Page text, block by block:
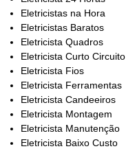
Eletricistas na Hora
Eletricistas Baratos
Eletricista Quadros
Eletricista Curto Circuito
Eletricista Fios
Eletricista Ferramentas
Eletricista Candeeiros
Eletricista Montagem
Eletricista Manutenção
Eletricista Baixo Custo